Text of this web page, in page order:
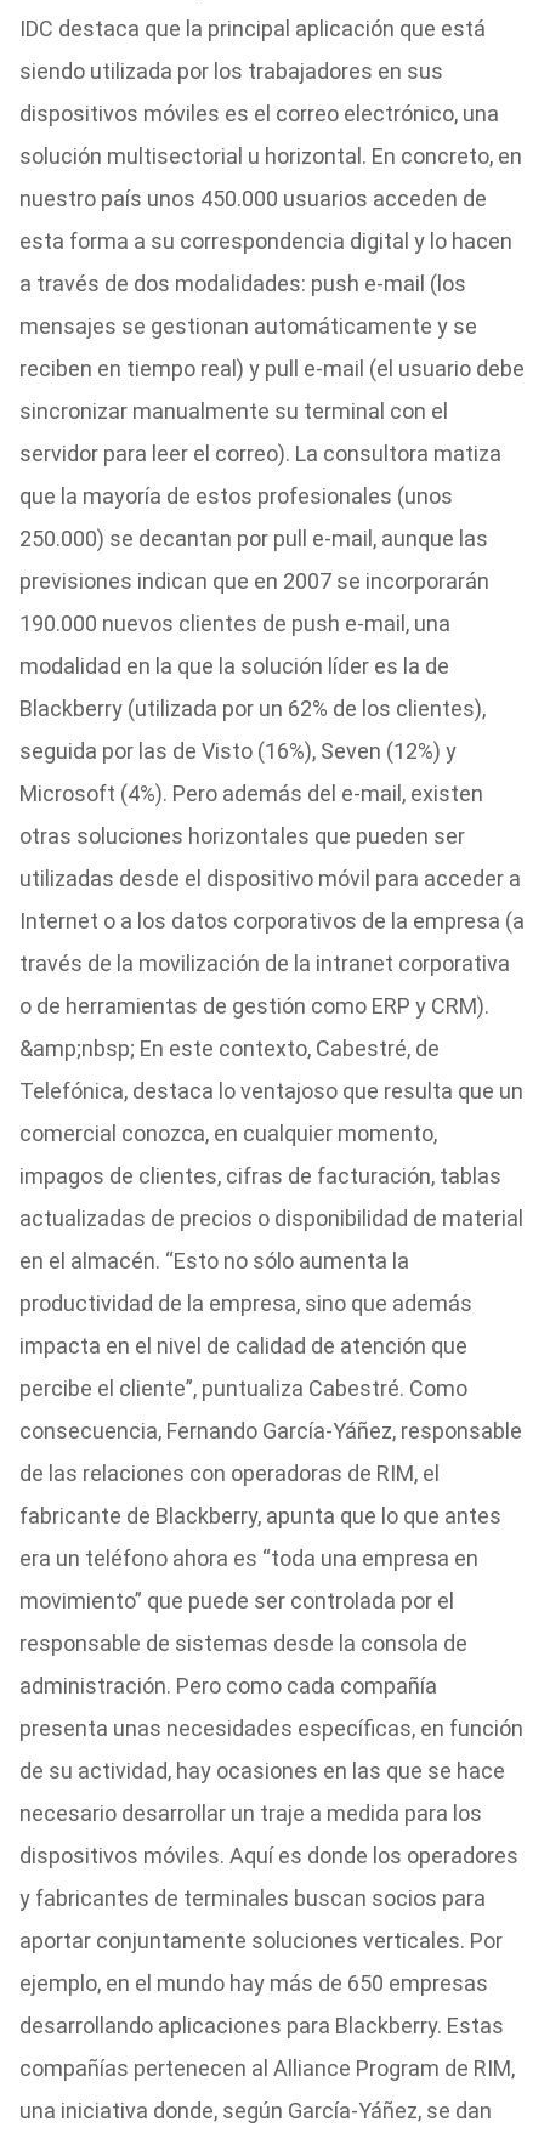
IDC destaca que la principal aplicación que está
siendo utilizada por los trabajadores en sus
dispositivos móviles es el correo electrónico, una
solución multisectorial u horizontal. En concreto, en
nuestro país unos 450.000 usuarios acceden de
esta forma a su correspondencia digital y lo hacen
a través de dos modalidades: push e-mail (los
mensajes se gestionan automáticamente y se
reciben en tiempo real) y pull e-mail (el usuario debe
sincronizar manualmente su terminal con el
servidor para leer el correo). La consultora matiza
que la mayoría de estos profesionales (unos
250.000) se decantan por pull e-mail, aunque las
previsiones indican que en 2007 se incorporarán
190.000 nuevos clientes de push e-mail, una
modalidad en la que la solución líder es la de
Blackberry (utilizada por un 62% de los clientes),
seguida por las de Visto (16%), Seven (12%) y
Microsoft (4%). Pero además del e-mail, existen
otras soluciones horizontales que pueden ser
utilizadas desde el dispositivo móvil para acceder a
Internet o a los datos corporativos de la empresa (a
través de la movilización de la intranet corporativa
o de herramientas de gestión como ERP y CRM).
&amp;nbsp; En este contexto, Cabestré, de
Telefónica, destaca lo ventajoso que resulta que un
comercial conozca, en cualquier momento,
impagos de clientes, cifras de facturación, tablas
actualizadas de precios o disponibilidad de material
en el almacén. “Esto no sólo aumenta la
productividad de la empresa, sino que además
impacta en el nivel de calidad de atención que
percibe el cliente”, puntualiza Cabestré. Como
consecuencia, Fernando García-Yáñez, responsable
de las relaciones con operadoras de RIM, el
fabricante de Blackberry, apunta que lo que antes
era un teléfono ahora es “toda una empresa en
movimiento” que puede ser controlada por el
responsable de sistemas desde la consola de
administración. Pero como cada compañía
presenta unas necesidades específicas, en función
de su actividad, hay ocasiones en las que se hace
necesario desarrollar un traje a medida para los
dispositivos móviles. Aquí es donde los operadores
y fabricantes de terminales buscan socios para
aportar conjuntamente soluciones verticales. Por
ejemplo, en el mundo hay más de 650 empresas
desarrollando aplicaciones para Blackberry. Estas
compañías pertenecen al Alliance Program de RIM,
una iniciativa donde, según García-Yáñez, se dan